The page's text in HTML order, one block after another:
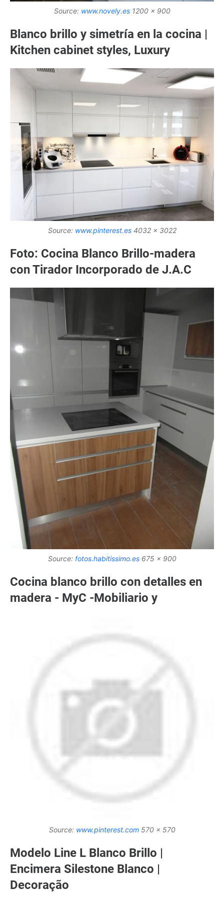
Source: www.novely.es1200 x 900
Blanco brillo y simetría en la cocina |
Kitchen cabinet styles, Luxury
Source: www.pinterest.es4032 x 3022
Foto: Cocina Blanco Brillo-madera
con Tirador Incorporado de J.A.C
Source: fotos.habitissimo.es675 x 900
Cocina blanco brillo con detalles en
madera - MyC -Mobiliario y
Source: www.pinterest.com570 x 570
Modelo Line L Blanco Brillo |
Encimera Silestone Blanco |
Decoração